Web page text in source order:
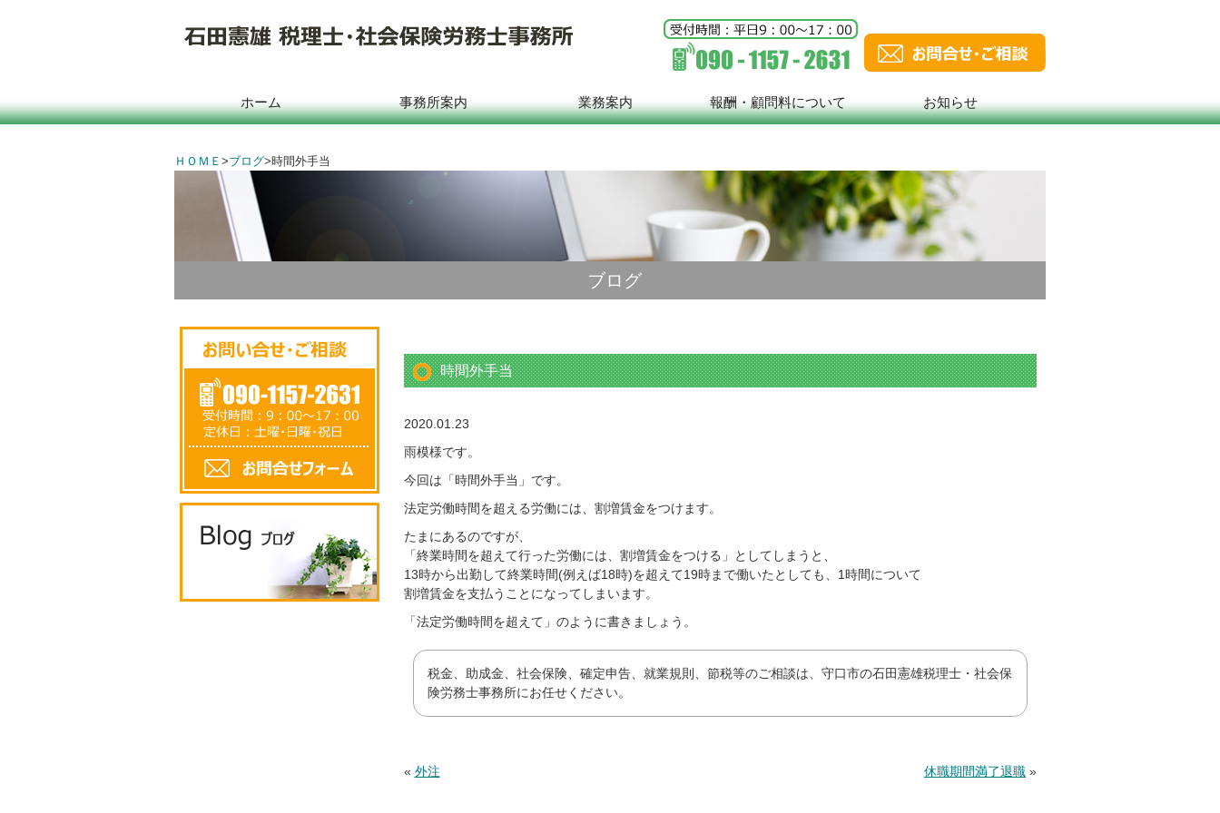
ホーム 事務所案内 業務案内 報酬・顧問料について お知らせ
ＨＯＭＥ >ブログ>時間外手当
ブログ
時間外手当
2020.01.23
雨模様です。
今回は「時間外手当」です。
法定労働時間を超える労働には、割増賃金をつけます。
たまにあるのですが、
「終業時間を超えて行った労働には、割増賃金をつける」としてしまうと、
13時から出勤して終業時間(例えば18時)を超えて19時まで働いたとしても、1時間について
割増賃金を支払うことになってしまいます。
「法定労働時間を超えて」のように書きましょう。
税金、助成金、社会保険、確定申告、就業規則、節税等のご相談は、守口市の石田憲雄税理士・社会保
険労務士事務所にお任せください。
休職期間満了退職 »
« 外注